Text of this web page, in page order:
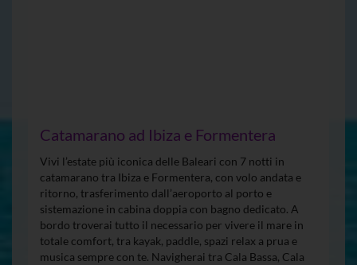
Catamarano ad Ibiza e Formentera
Vivi l’estate più iconica delle Baleari con 7 notti in
catamarano tra Ibiza e Formentera, con volo andata e
ritorno, trasferimento dall’aeroporto al porto e
sistemazione in cabina doppia con bagno dedicato. A
bordo troverai tutto il necessario per vivere il mare in
totale comfort, tra kayak, paddle, spazi relax a prua e
musica sempre con te. Navigherai tra Cala Bassa, Cala